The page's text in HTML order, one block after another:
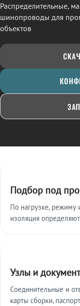
Распределительные,
шинопроводы для
объектов
Подбор под
По нагрузке,
изоляция
Узлы и
Соединительные и
карты сборки,